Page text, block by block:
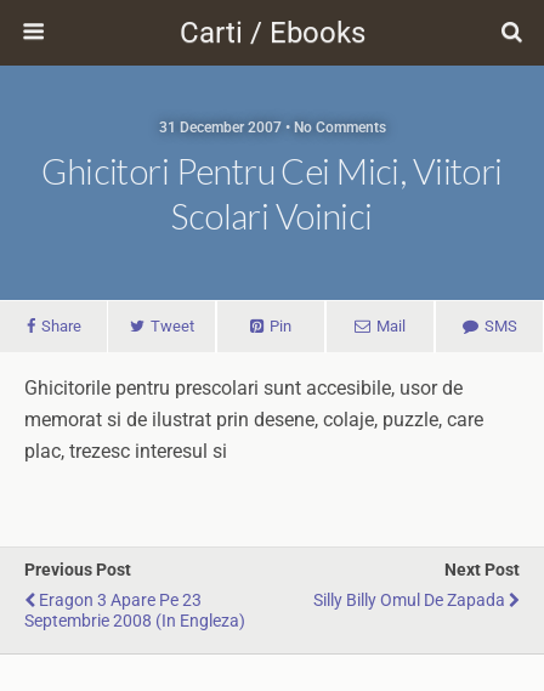
Carti / Ebooks
31 December 2007 • No Comments
Ghicitori Pentru Cei Mici, Viitori
Scolari Voinici
Share Tweet Pin Mail SMS
Ghicitorile pentru prescolari sunt accesibile, usor de
memorat si de ilustrat prin desene, colaje, puzzle, care
plac, trezesc interesul si
Previous Post
Eragon 3 Apare Pe 23
Septembrie 2008 (in Engleza)
Next Post
Silly Billy Omul De Zapada